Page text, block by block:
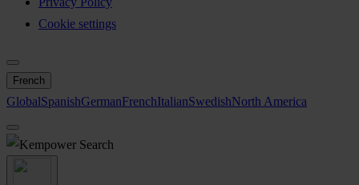
Cookie settings
French
GlobalSpanishGermanFrenchItalianSwedishNorth America
Search